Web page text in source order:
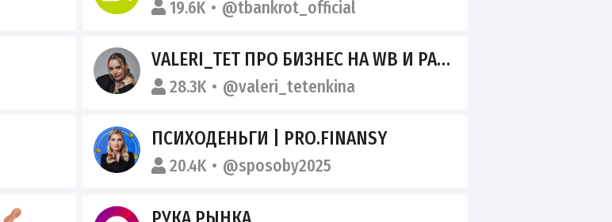
19.6K @tbankrot_official
VALERI_TET ПРО БИЗНЕС НА WB И РАБОТУ С КИТАЕМ
28.3K @valeri_tetenkina
ПСИХОДЕНЬГИ | PRO.FINANSY
20.4K @sposoby2025